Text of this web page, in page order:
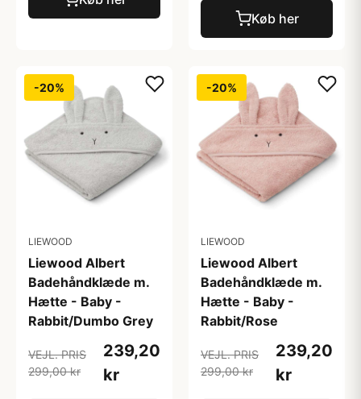
Køb her
-20%
LIEWOOD
Liewood Albert
Badehåndklæde m.
Hætte - Baby -
Rabbit/Dumbo Grey
VEJL. PRIS
299,00 kr
239,20
kr
-20%
LIEWOOD
Liewood Albert
Badehåndklæde m.
Hætte - Baby -
Rabbit/Rose
VEJL. PRIS
299,00 kr
239,20
kr